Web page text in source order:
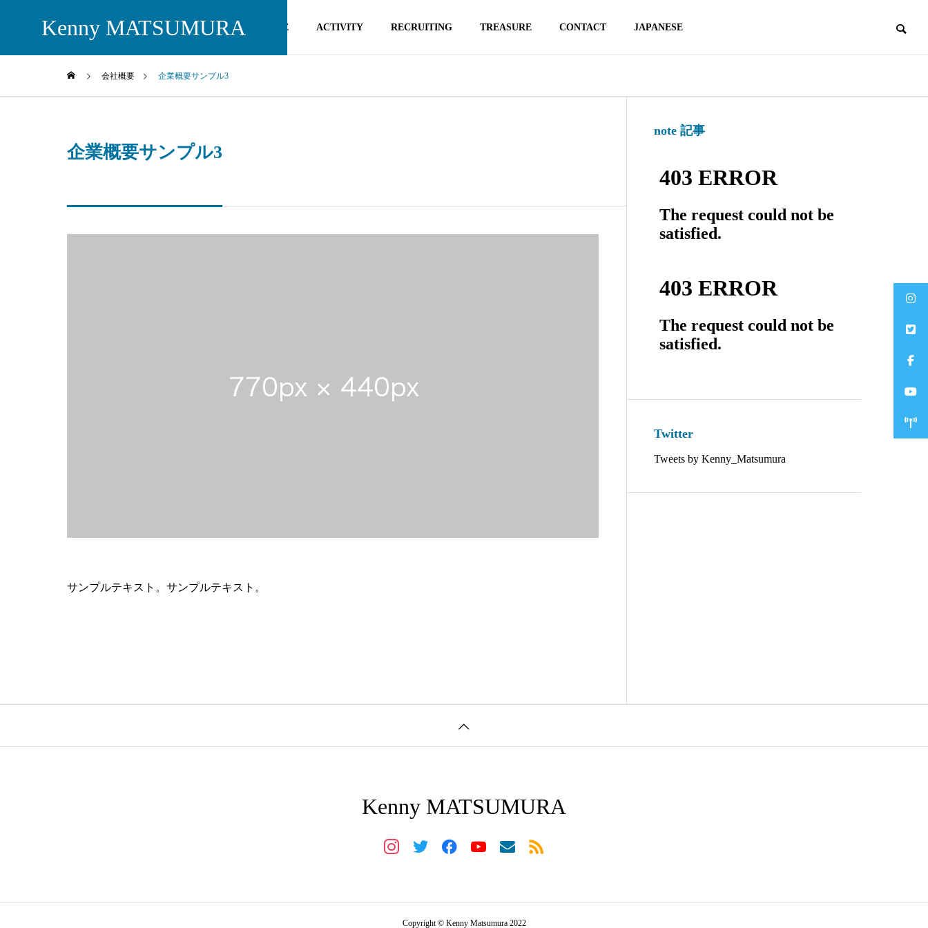
Kenny MATSUMURA PROFILE ACTIVITY RECRUITING TREASURE CONTACT JAPANESE
会社概要 企業概要サンプル3
企業概要サンプル3
サンプルテキスト。サンプルテキスト。
note 記事
Twitter
Tweets by Kenny_Matsumura
Kenny MATSUMURA
Copyright © Kenny Matsumura 2022